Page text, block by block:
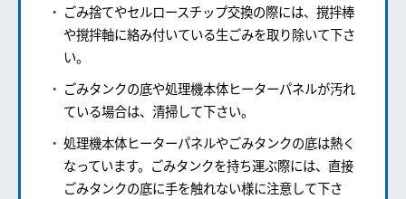
ごみ捨てやセルロースチップ交換の際には、撹拌棒
や撹拌軸に絡み付いている生ごみを取り除いて下さ
い。
ごみタンクの底や処理機本体ヒーターパネルが汚れ
ている場合は、清掃して下さい。
処理機本体ヒーターパネルやごみタンクの底は熱く
なっています。 ごみタンクを持ち運ぶ際には、直接
ごみタンクの底に手を触れない様に注意して下さ